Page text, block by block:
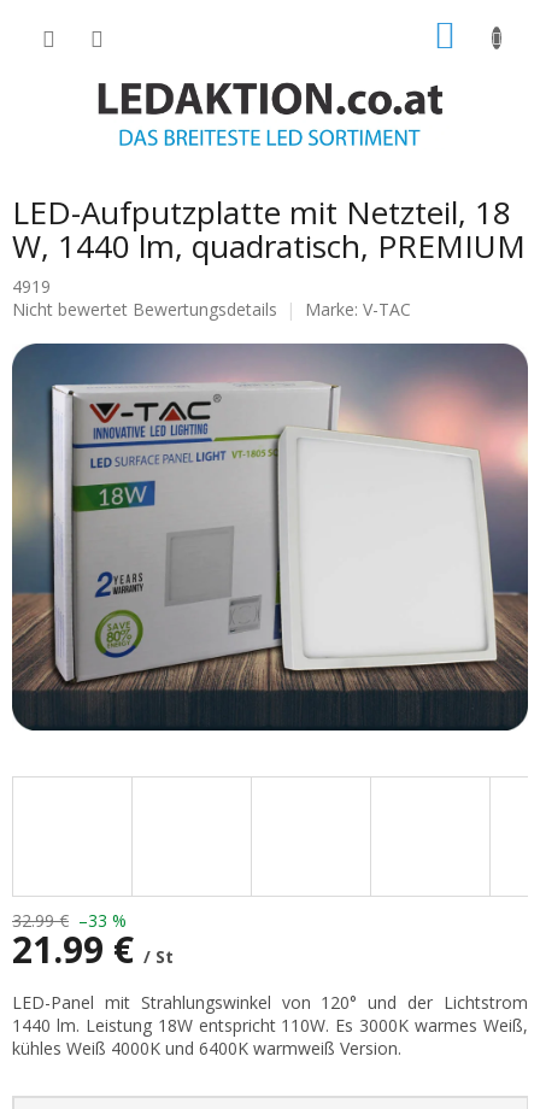
LED-Aufputzplatte mit Netzteil, 18
W, 1440 lm, quadratisch, PREMIUM
4919
Die
Produktbewertung
Sternen.
Nicht bewertet Bewertungsdetails Marke: V-TAC
32.99 € –33 %
21.99 € / St
Verkaufspreis:
LED-Panel mit Strahlungswinkel von 120° und der Lichtstrom
1440 lm. Leistung 18W entspricht 110W. Es 3000K warmes Weiß,
kühles Weiß 4000K und 6400K warmweiß Version.